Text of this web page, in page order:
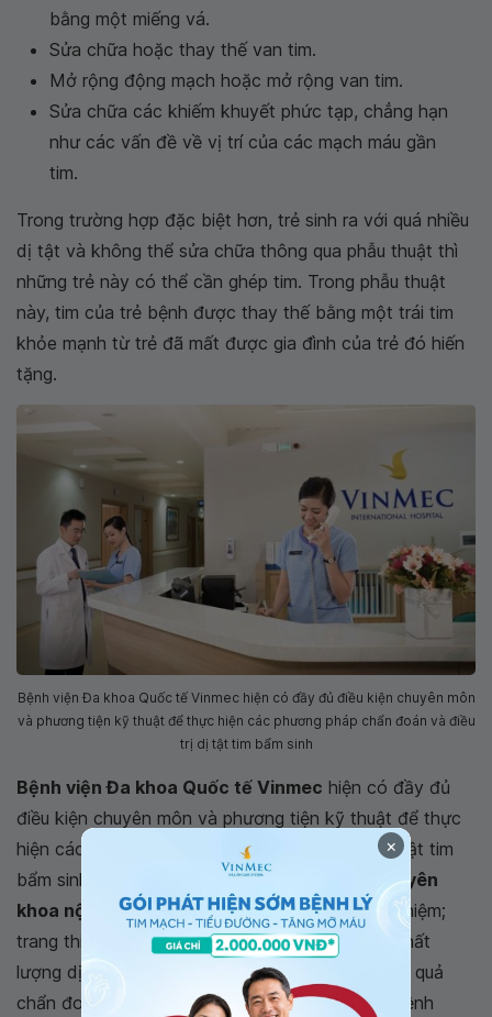
bằng một miếng vá.
Sửa chữa hoặc thay thế van tim.
Mở rộng động mạch hoặc mở rộng van tim.
Sửa chữa các khiếm khuyết phức tạp, chẳng hạn
như các vấn đề về vị trí của các mạch máu gần
tim.
Trong trường hợp đặc biệt hơn, trẻ sinh ra với quá nhiều
dị tật và không thể sửa chữa thông qua phẫu thuật thì
những trẻ này có thể cần ghép tim. Trong phẫu thuật
này, tim của trẻ bệnh được thay thế bằng một trái tim
khỏe mạnh từ trẻ đã mất được gia đình của trẻ đó hiến
tặng.
Bệnh viện Đa khoa Quốc tế Vinmec hiện có đầy đủ điều kiện chuyên môn
và phương tiện kỹ thuật để thực hiện các phương pháp chẩn đoán và điều
trị dị tật tim bẩm sinh
Bệnh viện Đa khoa Quốc tế Vinmec hiện có đầy đủ
điều kiện chuyên môn và phương tiện kỹ thuật để thực
hiện các phương pháp chẩn đoán và điều trị dị tật tim
bẩm sinh. Tại Vinmec quy tụ đội ngũ
bác sĩ chuyên
khoa nội tim mạchgiàu chuyên môn và kinh nghiệm;
trang thiết bị y tế hiện đại, đạt chuẩn quốc tế; chất
lượng dịch vụ chuyên nghiệp, giúp nâng cao hiệu quả
chẩn đoán và đưa ra những biện pháp điều trị bệnh
×